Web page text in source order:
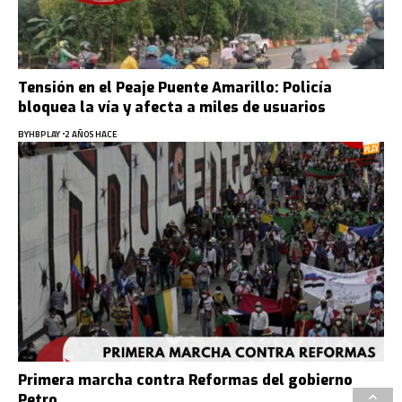
Tensión en el Peaje Puente Amarillo: Policía
bloquea la vía y afecta a miles de usuarios
BYHBPLAY 2 AÑOS HACE
Primera marcha contra Reformas del gobierno